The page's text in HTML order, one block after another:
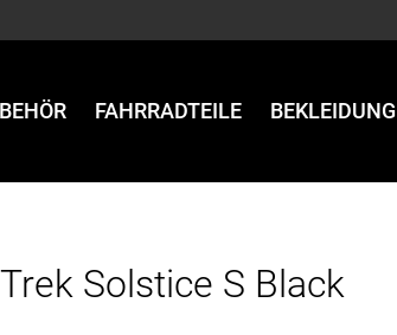
FAHRRADTEILE BEKLEIDUNG
Solstice S Black